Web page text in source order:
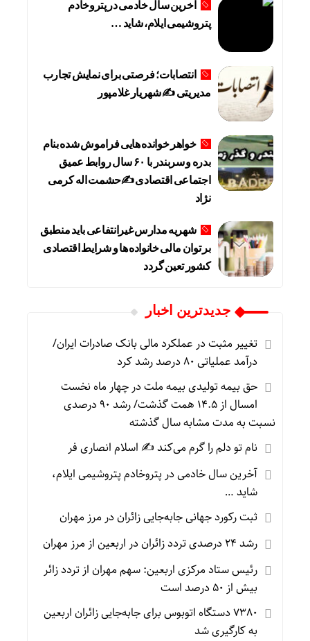
آخرین سال خادمی در پتروخادم
پتروشیمی ایلام، شاید …
انتصابات؛ فرصتی برای نمایش تجارب
مدیریتی ✍ شهریار غلامپور
خواهر خوانده هایی فراموش شده بنام
بدره و سربندر با ۶۰ سال روابط عمیق
اجتماعی اقتصادی ✍حشمت اله کرمی
نژاد
شهریه مدارس غیرانتفاعی باید منطبق
بر توان مالی خانواده ها و شرایط اقتصادی
کشور تعین گردد
جديدترين اخبار
تغییر مثبت در عملکرد مالی بانک صادرات ایران/
درآمد عملیاتی ۸۰ درصد رشد کرد
حق بیمه تولیدی بیمه ملت در چهار ماه نخست
امسال از ۱۴.۵ همت گذشت/ رشد ۹۰ درصدی
نسبت به مدت مشابه سال گذشته
نام تو دلم را گرم می‌کند ✍️ اسلام انصاری فر
آخرین سال خادمی در پتروخادم پتروشیمی ایلام،
شاید …
ثبت رکورد جهانی جابه‌جایی زائران در مرز مهران
رشد ۲۴ درصدی تردد زائران در اربعین از مرز مهران
رئیس ستاد مرکزی اربعین: سهم مهران از تردد زائر
بیش از ۵۰ درصد است
۷۳۸۰ دستگاه اتوبوس برای جابه‌جایی زائران اربعین
به‌ کارگیری شد